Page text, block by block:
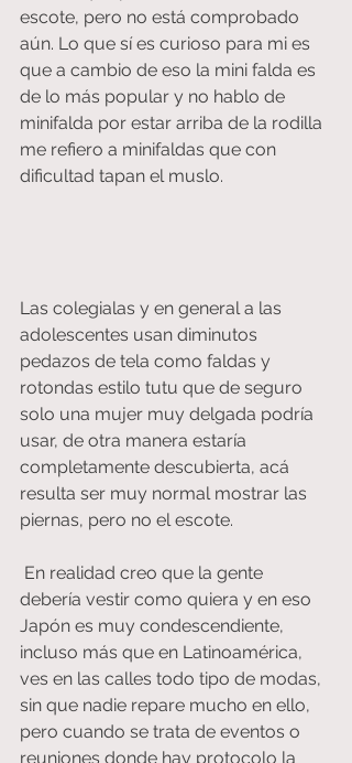
escote, pero no está comprobado
aún. Lo que sí es curioso para mi es
que a cambio de eso la mini falda es
de lo más popular y no hablo de
minifalda por estar arriba de la rodilla
me refiero a minifaldas que con
dificultad tapan el muslo.
Las colegialas y en general a las
adolescentes usan diminutos
pedazos de tela como faldas y
rotondas estilo tutu que de seguro
solo una mujer muy delgada podría
usar, de otra manera estaría
completamente descubierta, acá
resulta ser muy normal mostrar las
piernas, pero no el escote.
debería vestir como quiera y en eso
Japón es muy condescendiente,
incluso más que en Latinoamérica,
ves en las calles todo tipo de modas,
sin que nadie repare mucho en ello,
pero cuando se trata de eventos o
reuniones donde hay protocolo la